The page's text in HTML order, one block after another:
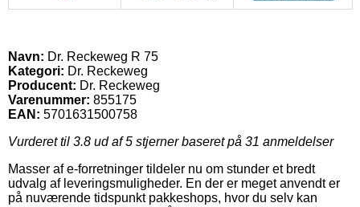
Navn: Dr. Reckeweg R 75
Kategori: Dr. Reckeweg
Producent: Dr. Reckeweg
Varenummer: 855175
EAN: 5701631500758
Vurderet til 3.8 ud af 5 stjerner baseret på 31 anmeldelser
Masser af e-forretninger tildeler nu om stunder et bredt
udvalg af leveringsmuligheder. En der er meget anvendt er
på nuværende tidspunkt pakkeshops, hvor du selv kan